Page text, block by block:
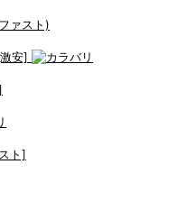
ァスト)
ト]